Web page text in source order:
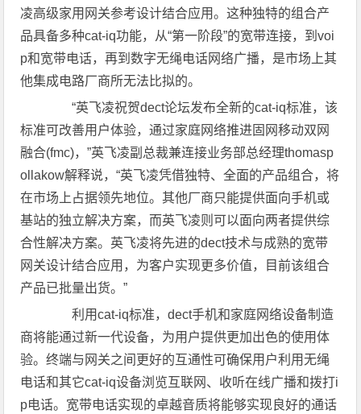
凌高级家用网关参考设计结合应用。这种独特的组合产
品具备多种cat-iq功能，从“第一阶段”的宽带连接，到voi
p和宽带电话，再到数字无绳电话网络广播，是市场上其
他集成电路厂商所无法比拟的。
“英飞凌祝贺dect论坛发布全新的cat-iq标准，该
标准可改善用户体验，通过家庭网络推进固网移动双网
融合(fmc)，”英飞凌副总裁兼连接业务部总经理thomasp
ollakow解释说，“英飞凌凭借独特、全面的产品组合，将
在市场上占据领先地位。其他厂商只能提供面向手机或
基站的独立解决方案，而英飞凌则可以面向两者提供综
合性解决方案。英飞凌将先进的dect技术与成熟的宽带
网关设计结合应用，为客户实现更多价值，目前该组合
产品已批量出货。”
利用cat-iq标准，dect手机和家庭网络设备制造
商将能通过新一代设备，为用户提供更加出色的使用体
验。终端与网关之间更好的互通性可确保用户利用无绳
电话和其它cat-iq设备浏览互联网、收听在线广播和拨打i
p电话。宽带电话实现的卓越音质将能够实现良好的通话